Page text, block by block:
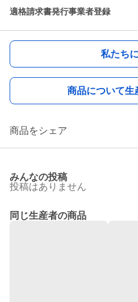
適格請求書発行事業者登録
私たち
商品について生
商品をシェア
みんなの投稿
投稿はありません
同じ生産者の商品